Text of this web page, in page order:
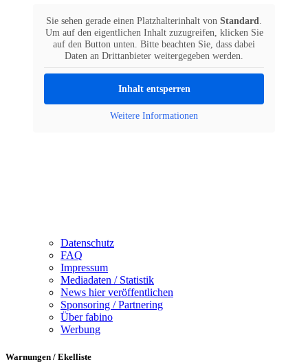
Sie sehen gerade einen Platzhalterinhalt von Standard.
Um auf den eigentlichen Inhalt zuzugreifen, klicken Sie
auf den Button unten. Bitte beachten Sie, dass dabei
Daten an Drittanbieter weitergegeben werden.
Inhalt entsperren
Weitere Informationen
Datenschutz
FAQ
Impressum
Mediadaten / Statistik
News hier veröffentlichen
Sponsoring / Partnering
Über fabino
Werbung
Warnungen / Ekelliste